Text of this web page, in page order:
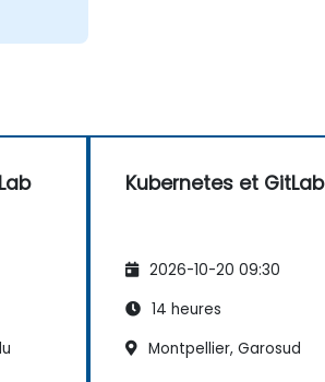
Kubernetes et GitLab
2026-10-20 09:30
14 heures
Montpellier, Garosud